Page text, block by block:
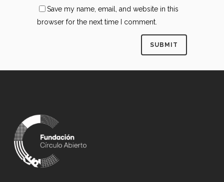
Save my name, email, and website in this
browser for the next time I comment.